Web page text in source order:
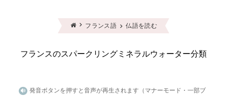
フランス語 仏語を読む
フランスのスパークリングミネラルウォーター分類
発音ボタンを押すと音声が再生されます（マナーモード・一部ブ